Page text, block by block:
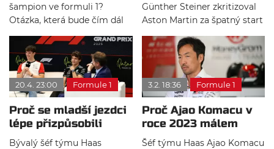
šampion ve formuli 1?
Otázka, která bude čím dál
častější. Bývalý šéf Haasu
Günther Steiner věří, že ví,
co by Hamiltona dohnalo k
ukončení kariéry.
Günther Steiner zkritizoval
Aston Martin za špatný start
do nové sezóny formule 1.
Britská stáj netrpí
nedostatkem financí nebo
personálu, a tak je letošní
zatím chabé počínání
neomluvitelné.
20.4. 23:00 Formule 1
Proč se mladší jezdci
lépe přizpůsobili
novým pravidlům?
Bývalý šéf týmu Haas
3.2. 18:36 Formule 1
Proč Ajao Komacu v
roce 2023 málem
odešel z týmu Haas
Šéf týmu Haas Ajao Komacu